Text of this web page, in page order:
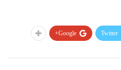
Twitter
Google+